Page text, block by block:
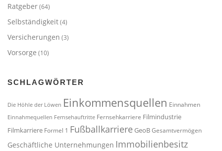
Ratgeber(64)
Selbständigkeit(4)
Versicherungen (3)
Vorsorge (10)
SCHLAGWÖRTER
Die Höhle der Löwen Einkommensquellen Einnahmen
Einnahmequellen Fernsehauftritte Fernsehkarriere Filmindustrie
Filmkarriere Formel 1 Fußballkarriere GeoBGesamtvermögen
Geschäftliche Unternehmungen Immobilienbesitz